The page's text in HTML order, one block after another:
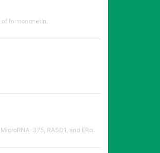
formononetin.
375, RASD1, and ERα.